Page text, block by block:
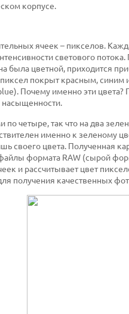
корпусе.
ячеек – пикселов.
светового
была цветной, приходится
покрыт красным, синим
Почему именно эти
четыре, так что на два
именно к зеленому
своего цвета. Полученная
формата RAW (сырой
и рассчитывает цвет
получения качественных